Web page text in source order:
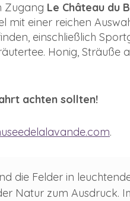
Zugang Le Château du
mit einer reichen
einschließlich
Honig, Sträuße
achten sollten!
.
die Felder in
Natur zum Ausdruck.